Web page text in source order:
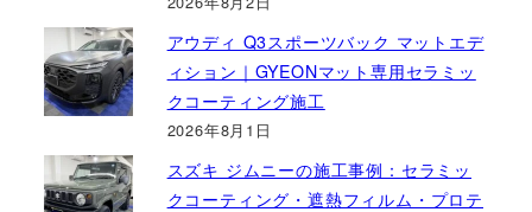
アウディ Q3スポーツバック マットエデ
ィション｜GYEONマット専用セラミッ
クコーティング施工
2026年8月1日
スズキ ジムニーの施工事例：セラミッ
クコーティング・遮熱フィルム・プロテ